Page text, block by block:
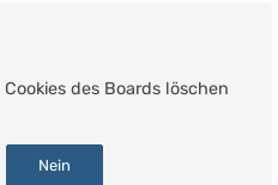
des Boards löschen